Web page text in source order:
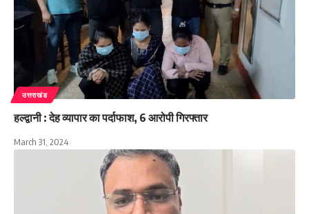
उत्तराखंड
हल्द्वानी : देह व्यापार का पर्दाफाश, 6 आरोपी गिरफ्तार
March 31, 2024